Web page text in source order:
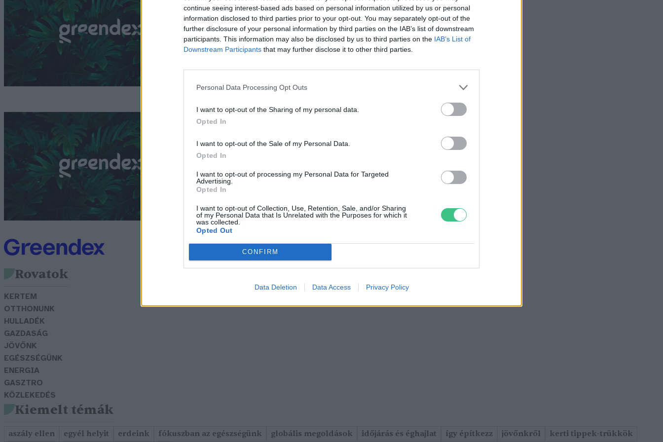
continue seeing interest-based ads based on personal information utilized by us or personal
information disclosed to third parties prior to your opt-out. You may separately opt-out of the
further disclosure of your personal information by third parties on the IAB’s list of downstream
participants. This information may also be disclosed by us to third parties on the IAB’s List of
Downstream Participants that may further disclose it to other third parties.
Personal Data Processing Opt Outs
I want to opt-out of the Sharing of my personal data.
Opted In
I want to opt-out of the Sale of my Personal Data.
Opted In
I want to opt-out of processing my Personal Data for Targeted
Advertising.
Opted In
I want to opt-out of Collection, Use, Retention, Sale, and/or Sharing
of my Personal Data that Is Unrelated with the Purposes for which it
was collected.
Opted Out
CONFIRM
Data Deletion Data Access Privacy Policy
létre a lezárt budai alsó
rakparton
Greendex szemle
Környezetbarát fények a
Lánchídon
Greendex szemle
Rovatok
KERTEM
OTTHONUNK
HULLADÉK
GAZDASÁG
JÖVŐNK
EGÉSZSÉGÜNK
ENERGIA
GASZTRO
KÖZLEKEDÉS
Kiemelt témák
aszály ellen egyél helyit erdeink fókuszban az egészségünk globális megoldások időjárás és éghajlat így építkezz jövőnkről kerti tippek-trükkök